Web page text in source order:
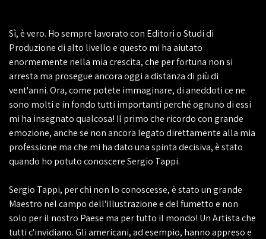
Sì, è vero. Ho sempre lavorato con Editori o Studi di
Produzione di alto livello e questo mi ha aiutato
enormemente nella mia crescita, che per fortuna non si
arresta ma prosegue ancora oggi a distanza di più di
vent'anni. Ora, come potete immaginare, di aneddoti ce ne
sono molti e in fondo tutti importanti perché ognuno di essi
mi ha insegnato qualcosa! Il primo che ricordo con grande
emozione, anche se non ancora legato direttamente alla mia
professione ma che mi ha dato una spinta decisiva, è stato
quando ho potuto conoscere Sergio Tappi.
Sergio Tappi, per chi non lo conoscesse, è stato un grande
Maestro nel campo dell'illustrazione e del fumetto e non
solo per il nostro Paese ma per tutto il mondo! Un Artista che
tutti c'invidiano. Gli americani, ad esempio, hanno appreso e